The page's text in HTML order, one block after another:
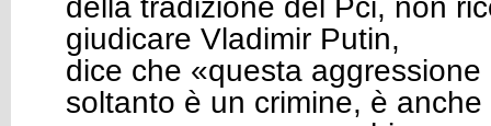
della tradizione del Pci, non
giudicare Vladimir Putin,
dice che «questa aggressione
soltanto è un crimine, è anche